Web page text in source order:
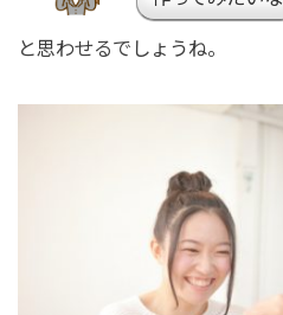
と思わせるでしょうね。